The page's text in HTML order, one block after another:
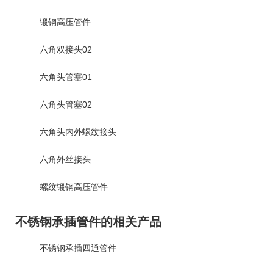
锻钢高压管件
六角双接头02
六角头管塞01
六角头管塞02
六角头内外螺纹接头
六角外丝接头
螺纹锻钢高压管件
不锈钢承插管件的相关产品
不锈钢承插四通管件